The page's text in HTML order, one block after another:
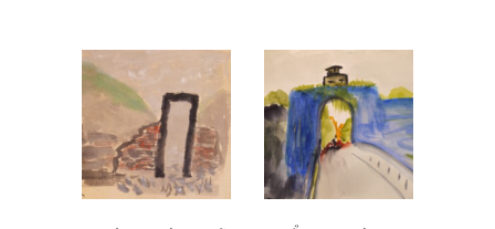
Liên hệ Liên hệ